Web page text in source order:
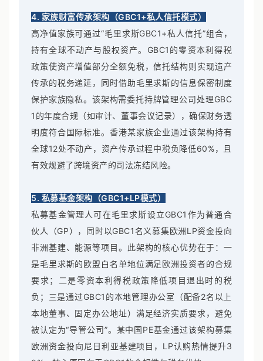
4. 家族财富传承架构（GBC1+私人信托模式）
高净值家族可通过“毛里求斯GBC1+私人信托”组合，
持有全球不动产与股权资产。GBC1的零资本利得税
政策使资产增值部分全额免税，信托结构则实现遗产
传承的税务递延，同时借助毛里求斯的信息保密制度
保护家族隐私。该架构需委托持牌管理公司处理GBC
1的年度合规（如审计、董事会议记录），确保财务透
明度符合国际标准。香港某家族企业通过该架构持有
全球12处不动产，资产传承过程中税负降低60%，且
有效规避了跨境资产的司法冻结风险。
5. 私募基金架构（GBC1+LP模式）
私募基金管理人可在毛里求斯设立GBC1作为普通合
伙人（GP），同时以GBC1名义募集欧洲LP资金投向
非洲基建、能源等项目。此架构的核心优势在于：一
是毛里求斯的欧盟白名单地位满足欧洲投资者的合规
要求；二是零资本利得税政策降低项目退出时的税
负；三是通过GBC1的本地管理办公室（配备2名以上
本地董事、固定办公地址）满足经济实质要求，避免
被认定为“导管公司”。某中国PE基金通过该架构募集
欧洲资金投向尼日利亚基建项目，LP认购热情提升3